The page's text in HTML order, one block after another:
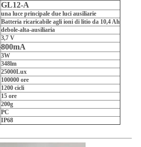
GL12-A
una luce principale due luci ausiliarie
Batteria ricaricabile agli ioni di litio da 10,4 Ah
debole-alta-ausiliaria
3,7 V
800mA
3W
348lm
25000Lux
100000 ore
1200 cicli
15 ore
200g
PC
IP68